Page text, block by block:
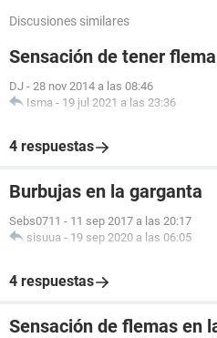
Discusiones similares
Sensación de tener
DJ - 28 nov 2014 a las 08:46
Isma - 19 jul 2021 a las 23:36
4 respuestas
Burbujas en la garganta
Sebs0711 - 11 sep 2017 a las 20:17
sisuua - 19 sep 2020 a las 06:05
4 respuestas
Sensación de flemas en